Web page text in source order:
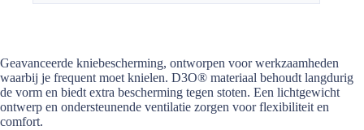
Geavanceerde kniebescherming, ontworpen voor werkzaamheden
waarbij je frequent moet knielen. D3O® materiaal behoudt langdurig
de vorm en biedt extra bescherming tegen stoten. Een lichtgewicht
ontwerp en ondersteunende ventilatie zorgen voor flexibiliteit en
comfort.